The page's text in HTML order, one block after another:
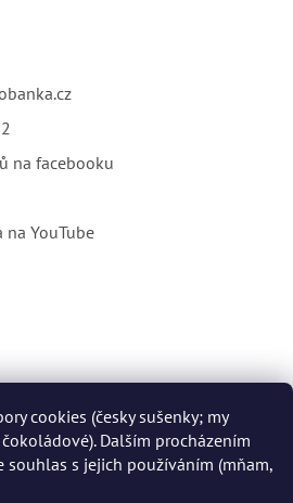
cookies (česky sušenky; my
Dalším procházením
s jejich používáním (mňam,
na facebooku
YouTube